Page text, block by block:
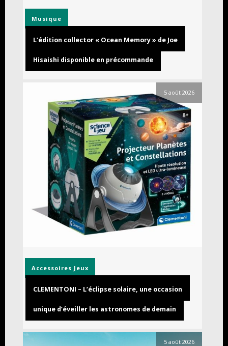
Musique
L’édition collector « Ocean Memory » de Joe
Hisaishi disponible en précommande
5 août 2026
Accessoires Jeux
CLEMENTONI – L’éclipse solaire, une occasion
unique d’éveiller les astronomes de demain
5 août 2026